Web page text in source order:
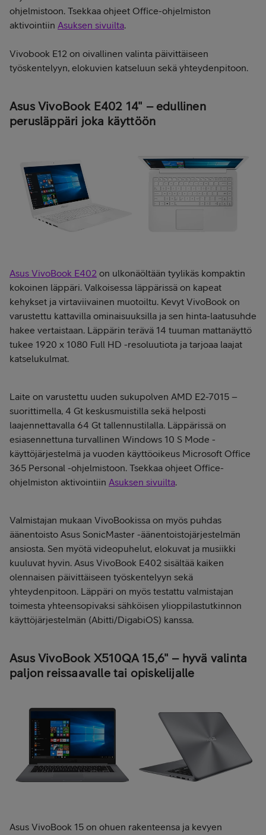
ohjelmistoon. Tsekkaa ohjeet Office-ohjelmiston
aktivointiin Asuksen sivuilta.
Vivobook E12 on oivallinen valinta päivittäiseen
työskentelyyn, elokuvien katseluun sekä yhteydenpitoon.
Asus VivoBook E402 14" – edullinen
perusläppäri joka käyttöön
Asus VivoBook E402 on ulkonäöltään tyylikäs kompaktin
kokoinen läppäri. Valkoisessa läppärissä on kapeat
kehykset ja virtaviivainen muotoiltu. Kevyt VivoBook on
varustettu kattavilla ominaisuuksilla ja sen hinta-laatusuhde
hakee vertaistaan. Läppärin terävä 14 tuuman mattanäyttö
tukee 1920 x 1080 Full HD -resoluutiota ja tarjoaa laajat
katselukulmat.
Laite on varustettu uuden sukupolven AMD E2-7015 –
suorittimella, 4 Gt keskusmuistilla sekä helposti
laajennettavalla 64 Gt tallennustilalla. Läppärissä on
esiasennettuna turvallinen Windows 10 S Mode -
käyttöjärjestelmä ja vuoden käyttöoikeus Microsoft Office
365 Personal -ohjelmistoon. Tsekkaa ohjeet Office-
ohjelmiston aktivointiin Asuksen sivuilta
Valmistajan mukaan VivoBookissa on myös puhdas
äänentoisto Asus SonicMaster -äänentoistojärjestelmän
ansiosta. Sen myötä videopuhelut, elokuvat ja musiikki
kuuluvat hyvin. Asus VivoBook E402 sisältää kaiken
olennaisen päivittäiseen työskentelyyn sekä
yhteydenpitoon. Läppäri on myös testattu valmistajan
toimesta yhteensopivaksi sähköisen ylioppilastutkinnon
käyttöjärjestelmän (Abitti/DigabiOS) kanssa.
Asus VivoBook X510QA 15,6" – hyvä valinta
paljon reissaavalle tai opiskelijalle
Asus VivoBook 15 on ohuen rakenteensa ja kevyen